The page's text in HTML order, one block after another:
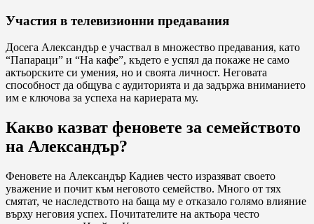
Участия в телевизионни предавания
Досега Александър е участвал в множество предавания, като
“Папараци” и “На кафе”, където е успял да покаже не само
актьорските си умения, но и своята личност. Неговата
способност да общува с аудиторията и да задържа вниманието
им е ключова за успеха на кариерата му.
Какво казват феновете за семейството
на Александър?
Феновете на Александър Кадиев често изразяват своето
уважение и почит към неговото семейство. Много от тях
смятат, че наследството на баща му е отказало голямо влияние
върху неговия успех. Почитателите на актьора често